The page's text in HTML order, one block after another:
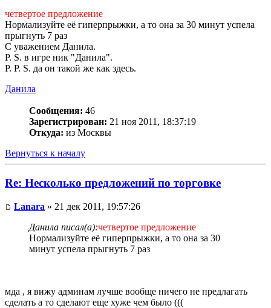
четвертое предложение
Нормализуйте её гиперпрыжки, а то она за 30 минут успела
прыгнуть 7 раз
С уважением Данила.
P. S. в игре ник "Данила".
P. P. S. да он такой же как здесь.
Данила
Сообщения: 46
Зарегистрирован: 21 ноя 2011, 18:37:19
Откуда: из Москвы
Вернуться к началу
Re: Несколько предложений по торговке
Lanara » 21 дек 2011, 19:57:26
Данила писал(а):четвертое предложение
Нормализуйте её гиперпрыжки, а то она за 30
минут успела прыгнуть 7 раз
мда , я вижу админам лучше вообще ничего не предлагать
сделать а то сделают еще хуже чем было (((